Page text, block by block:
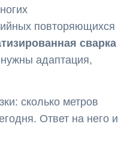
повторяющихся
сварка
адаптация,
сколько метров
Ответ на него и